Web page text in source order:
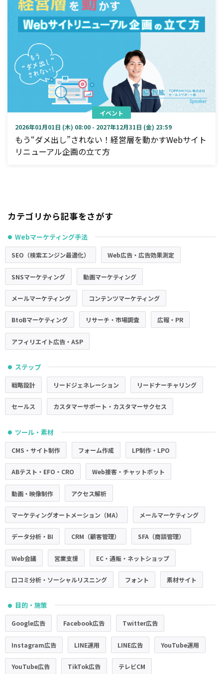
イベント
2026年01月01日 (木) 08:00 - 2027年12月31日 (金) 23:59
もう“ダメ出し”されない！経営層を動かすWebサイト
リニューアル企画の立て方
カテゴリから記事をさがす
● Webマーケティング手法
SEO（検索エンジン最適化） Web広告・広告効果測定
SNSマーケティング 動画マーケティング
メールマーケティング コンテンツマーケティング
BtoBマーケティング リサーチ・市場調査 広報・PR
アフィリエイト広告・ASP
● ステップ
戦略設計 リードジェネレーション リードナーチャリング
セールス カスタマーサポート・カスタマーサクセス
● ツール・素材
CMS・サイト制作 フォーム作成 LP制作・LPO
ABテスト・EFO・CRO Web接客・チャットボット
動画・映像制作 アクセス解析
マーケティングオートメーション（MA） メールマーケティング
データ分析・BI CRM（顧客管理） SFA（商談管理）
Web会議 営業支援 EC・通販・ネットショップ
口コミ分析・ソーシャルリスニング フォント 素材サイト
● 目的・施策
Google広告 Facebook広告 Twitter広告
Instagram広告 LINE運用 LINE広告 YouTube運用
YouTube広告 TikTok広告 テレビCM